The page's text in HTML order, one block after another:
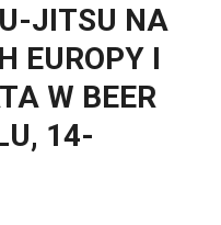
JITSU NA
EUROPY I
W BEER
14-